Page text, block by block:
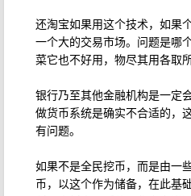
还淘宝如果用这个技术，如果
一个大的交易市场。问题是哪
菜它也不好用，物尽其用各取
银行乃至其他金融机构是一定
做货币系统是确实不合适的，
有问题。
如果不是全民挖币，而是由一
币，以这个作为储备，在此基